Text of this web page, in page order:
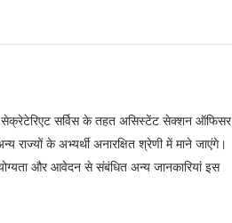
सेक्रेटेरिएट सर्विस के तहत असिस्टेंट सेक्शन ऑफिसर
के अभ्यर्थी अनारक्षित श्रेणी में माने जाएंगे।
और आवेदन से संबंधित अन्य जानकारियां इस